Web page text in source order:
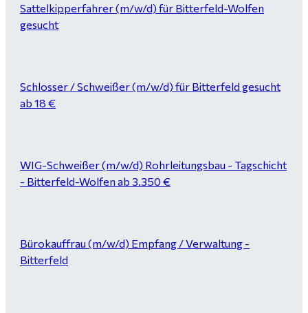
Sattelkipperfahrer (m/w/d) für Bitterfeld-Wolfen
gesucht
Schlosser / Schweißer (m/w/d) für Bitterfeld gesucht
ab 18 €
WIG-Schweißer (m/w/d) Rohrleitungsbau - Tagschicht
- Bitterfeld-Wolfen ab 3.350 €
Bürokauffrau (m/w/d) Empfang / Verwaltung -
Bitterfeld